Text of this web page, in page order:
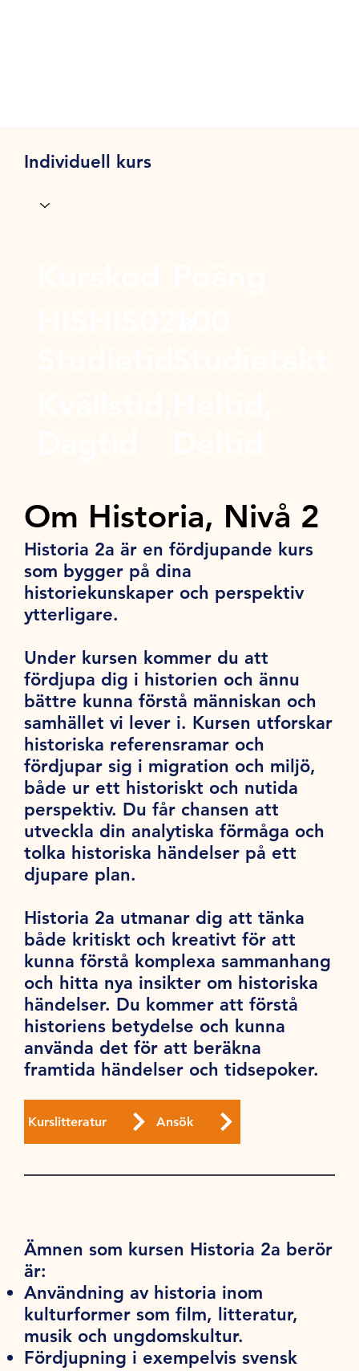
Individuell kurs
Om Historia, Nivå 2
Historia 2a är en fördjupande kurs
som bygger på dina
historiekunskaper och perspektiv
ytterligare.
Under kursen kommer du att
fördjupa dig i historien och ännu
bättre kunna förstå människan och
samhället vi lever i. Kursen utforskar
historiska referensramar och
fördjupar sig i migration och miljö,
både ur ett historiskt och nutida
perspektiv. Du får chansen att
utveckla din analytiska förmåga och
tolka historiska händelser på ett
djupare plan.
Historia 2a utmanar dig att tänka
både kritiskt och kreativt för att
kunna förstå komplexa sammanhang
och hitta nya insikter om historiska
händelser. Du kommer att förstå
historiens betydelse och kunna
använda det för att beräkna
framtida händelser och tidsepoker.
Kurslitteratur Ansök
Ämnen som kursen Historia 2a berör
är:
Användning av historia inom
kulturformer som film, litteratur,
musik och ungdomskultur.
Fördjupning i exempelvis svensk